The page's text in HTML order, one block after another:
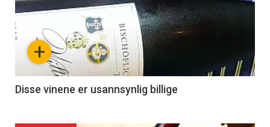
akkurat
nå
3
+
Disse vinene er usannsynlig billige